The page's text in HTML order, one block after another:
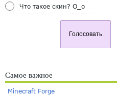
Что такое скин? O_o
Голосовать
Самое важное
Minecraft Forge